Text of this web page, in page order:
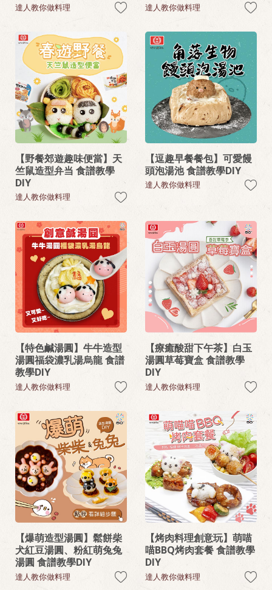
達人教你做料理 達人教你做料理
【野餐郊遊趣味便當】天
竺鼠造型弁当 食譜教學
DIY
達人教你做料理
【逗趣早餐餐包】可愛饅
頭泡湯池 食譜教學DIY
達人教你做料理
【特色鹹湯圓】牛牛造型
湯圓福袋濃乳湯烏龍 食譜
教學DIY
達人教你做料理
【療癒酸甜下午茶】白玉
湯圓草莓寶盒 食譜教學
DIY
達人教你做料理
【爆萌造型湯圓】鬆餅柴
犬紅豆湯圓、粉紅萌兔兔
湯圓 食譜教學DIY
達人教你做料理
【烤肉料理創意玩】萌喵
喵BBQ烤肉套餐 食譜教學
DIY
達人教你做料理